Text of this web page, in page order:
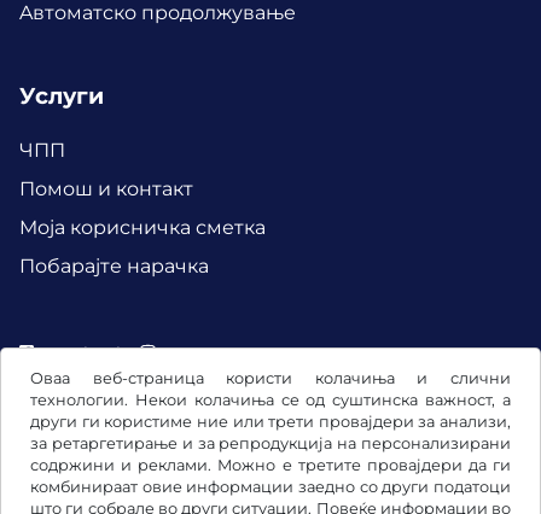
Оваа веб-страница користи колачиња и слични
технологии. Некои колачиња се од суштинска важност, а
други ги користиме ние или трети провајдери за анализи,
за ретаргетирање и за репродукција на персонализирани
содржини и реклами. Можно е третите провајдери да ги
комбинираат овие информации заедно со други податоци
што ги собрале во други ситуации. Повеќе информации во
Aвтоматско продолжување
Услуги
ЧПП
Помош и контакт
Mоја корисничка сметка
Побарајте нарачка
Facebook Instagram